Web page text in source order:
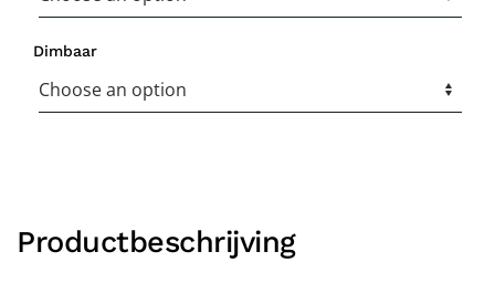
Dimbaar
Productbeschrijving